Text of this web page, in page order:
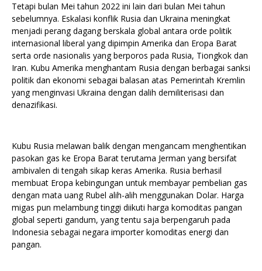
Tetapi bulan Mei tahun 2022 ini lain dari bulan Mei tahun
sebelumnya. Eskalasi konflik Rusia dan Ukraina meningkat
menjadi perang dagang berskala global antara orde politik
internasional liberal yang dipimpin Amerika dan Eropa Barat
serta orde nasionalis yang berporos pada Rusia, Tiongkok dan
Iran. Kubu Amerika menghantam Rusia dengan berbagai sanksi
politik dan ekonomi sebagai balasan atas Pemerintah Kremlin
yang menginvasi Ukraina dengan dalih demiliterisasi dan
denazifikasi.
Kubu Rusia melawan balik dengan mengancam menghentikan
pasokan gas ke Eropa Barat terutama Jerman yang bersifat
ambivalen di tengah sikap keras Amerika. Rusia berhasil
membuat Eropa kebingungan untuk membayar pembelian gas
dengan mata uang Rubel alih-alih menggunakan Dolar. Harga
migas pun melambung tinggi diikuti harga komoditas pangan
global seperti gandum, yang tentu saja berpengaruh pada
Indonesia sebagai negara importer komoditas energi dan
pangan.